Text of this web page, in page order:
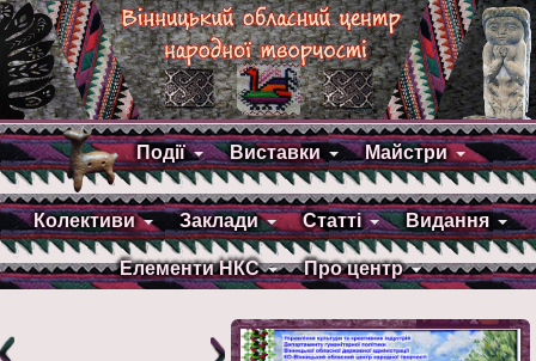
Події Виставки Майстри
Колективи Заклади Статті Видання
Елементи НКС Про центр